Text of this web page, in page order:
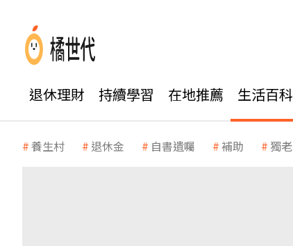
退休理財 持續學習 在地推薦 生活百科
養生村 退休金 自書遺囑 補助 獨老